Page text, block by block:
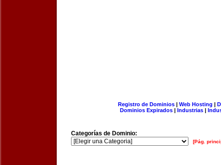
Registro de Dominios| Web Hosting |
Dominios Expirados | Industrias |
Categorías de Dominio:
[Pág.